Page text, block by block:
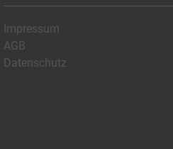
Impressum
AGB
Datenschutz